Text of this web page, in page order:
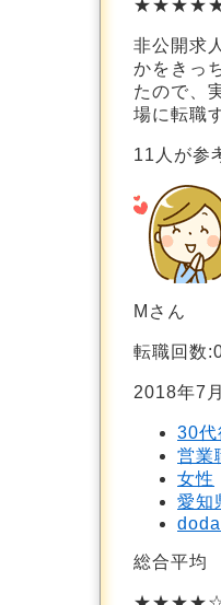
非公開求
かをきっ
たので、
場に転職
11 人が参
Mさん
転職回数
2018年7
30代
営業
女性
愛知
doda
総合平均